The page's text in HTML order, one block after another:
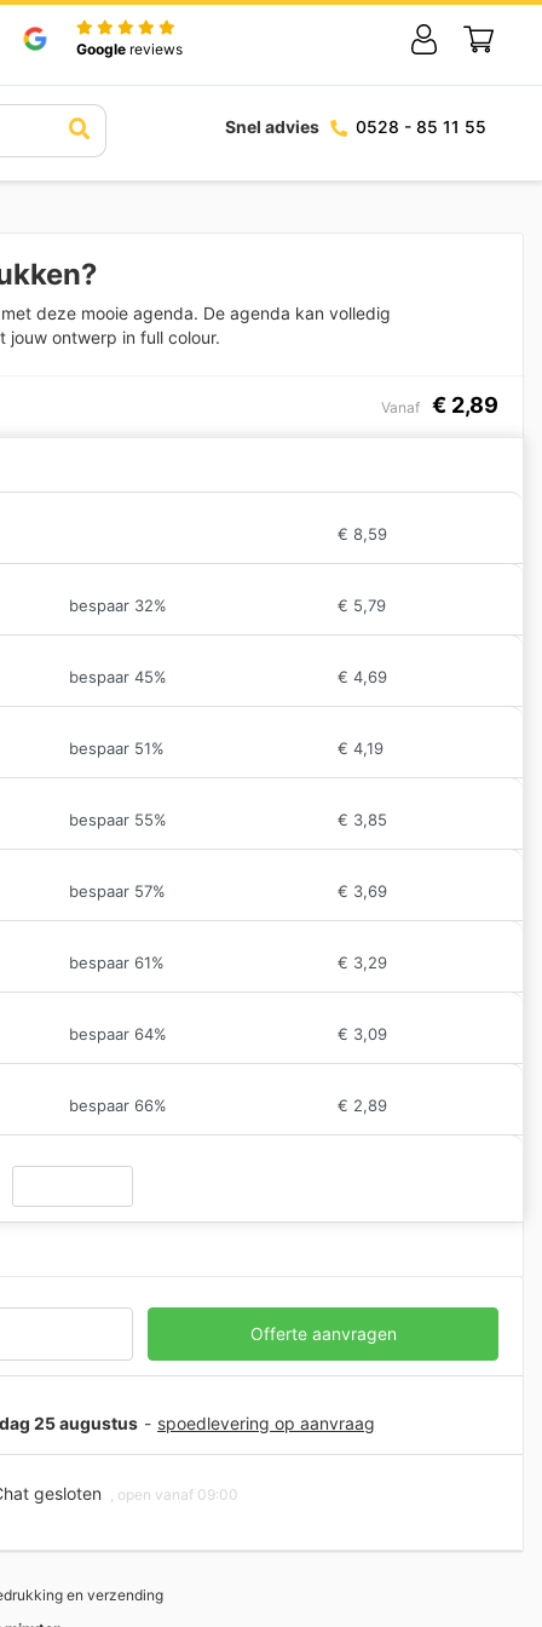
Google reviews
Snel advies 0528 - 85 11 55
deze mooie agenda. De agenda kan volledig
jouw ontwerp in full colour.
Vanaf € 2,89
€ 8,59
bespaar 32% € 5,79
bespaar 45% € 4,69
bespaar 51% € 4,19
bespaar 55% € 3,85
bespaar 57% € 3,69
bespaar 61% € 3,29
bespaar 64% € 3,09
bespaar 66% € 2,89
Offerte aanvragen
25 augustus - spoedlevering op aanvraag
gesloten , open vanaf 09:00
en verzending